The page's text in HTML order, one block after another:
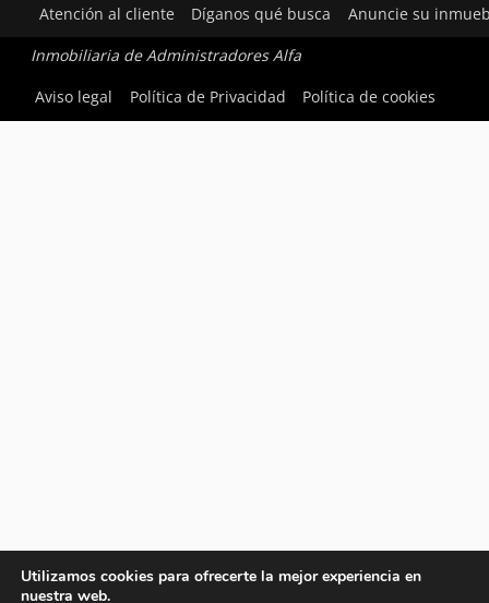
Atención al cliente Díganos qué busca Anuncie su
Inmobiliaria de Administradores Alfa
Aviso legal
Política de Privacidad Política de cookies
Utilizamos cookies para ofrecerte la mejor experiencia en
nuestra web.